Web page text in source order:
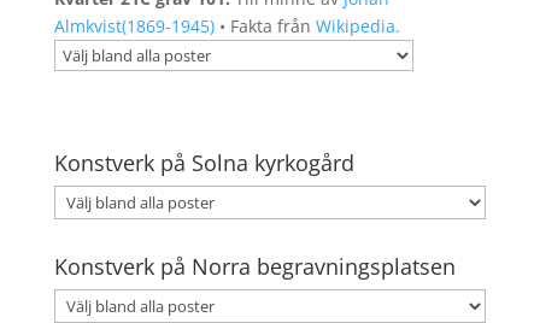
Almkvist(1869-1945)• Fakta från Wikipedia.
Konstverk på Solna kyrkogård
Konstverk på Norra begravningsplatsen